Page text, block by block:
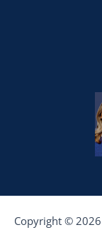
Copyright ©